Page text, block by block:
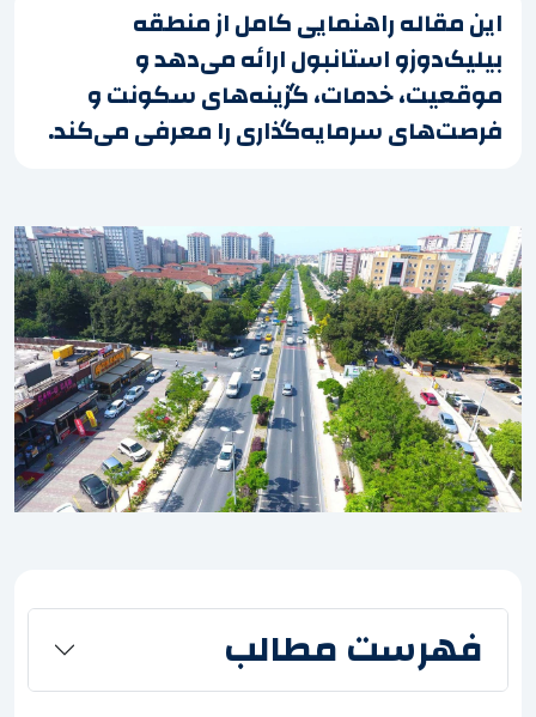
این مقاله راهنمایی کامل از منطقه
بیلیک‌دوزو استانبول ارائه می‌دهد و
موقعیت، خدمات، گزینه‌های سکونت و
فرصت‌های سرمایه‌گذاری را معرفی می‌کند.
فهرست مطالب